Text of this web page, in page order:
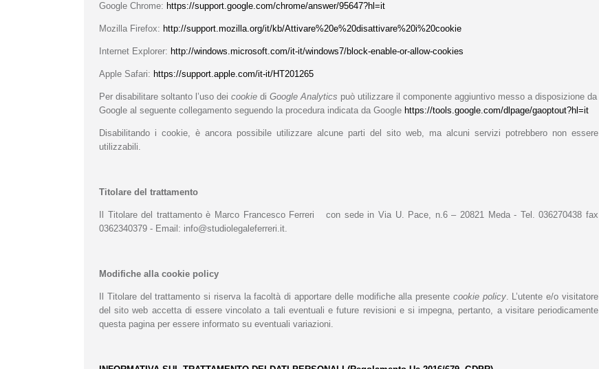
Google Chrome: https://support.google.com/chrome/answer/95647?hl=it
Mozilla Firefox: http://support.mozilla.org/it/kb/Attivare%20e%20disattivare%20i%20cookie
Internet Explorer: http://windows.microsoft.com/it-it/windows7/block-enable-or-allow-cookies
Apple Safari: https://support.apple.com/it-it/HT201265
Per disabilitare soltanto l’uso dei cookie di Google Analytics può utilizzare il componente aggiuntivo messo a disposizione da
Google al seguente collegamento seguendo la procedura indicata da Google https://tools.google.com/dlpage/gaoptout?hl=it
Disabilitando i cookie, è ancora possibile utilizzare alcune parti del sito web, ma alcuni servizi potrebbero non essere
utilizzabili.
Titolare del trattamento
Il Titolare del trattamento è Marco Francesco Ferreri con sede in Via U. Pace, n.6 – 20821 Meda - Tel. 036270438 fax
0362340379 - Email: info@studiolegaleferreri.it.
Modifiche alla cookie policy
Il Titolare del trattamento si riserva la facoltà di apportare delle modifiche alla presente cookie policy. L’utente e/o visitatore
del sito web accetta di essere vincolato a tali eventuali e future revisioni e si impegna, pertanto, a visitare periodicamente
questa pagina per essere informato su eventuali variazioni.